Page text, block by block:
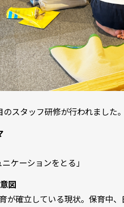
スタッフ研修が行われました。
ケーションをとる」
図
が確立している現状。保育中